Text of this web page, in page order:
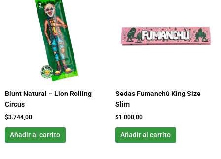
Blunt Natural – Lion Rolling
Circus
$3.744,00
Añadir al carrito
Sedas Fumanchú King Size
Slim
$1.000,00
Añadir al carrito